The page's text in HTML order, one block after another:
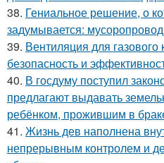
38. Гениальное решение, о
задумывается:
39. Вентиляция для
безопасность и
40. В госдуму поступил
предлагают выдавать
ребёнком, прожившим в
41. Жизнь дев наполнена
непрерывным контролем и